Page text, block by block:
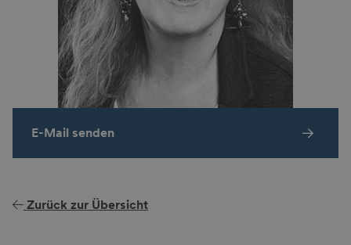
E-Mail senden
Zurück zur Übersicht